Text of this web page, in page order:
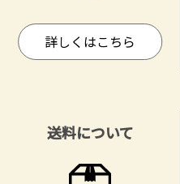
詳しくはこちら
送料について